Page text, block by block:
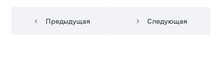
Предыдущая Следующая